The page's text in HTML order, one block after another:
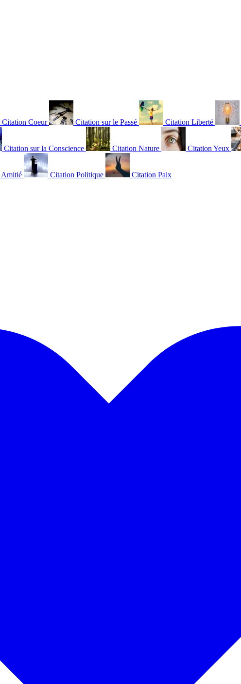
Citation Coeur Citation sur le Passé Citation Liberté
Citation sur la Conscience Citation Nature Citation Yeux
Amitié Citation Politique Citation Paix